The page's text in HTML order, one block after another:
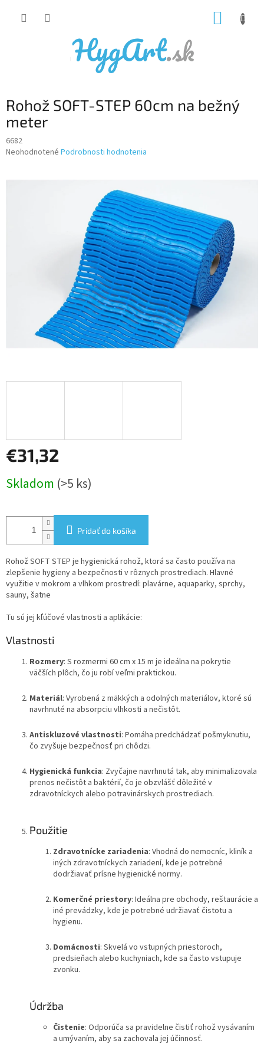
Rohož SOFT-STEP 60cm na bežný
meter
6682
Priemerné
Neohodnotené Podrobnosti hodnotenia
€31,32
cena:
Skladom (>5 ks)
Pridať do košíka
Rohož SOFT STEP je hygienická rohož, ktorá sa často používa na
zlepšenie hygieny a bezpečnosti v rôznych prostrediach. Hlavné
využitie v mokrom a vlhkom prostredí: plavárne, aquaparky, sprchy,
sauny, šatne
Tu sú jej kľúčové vlastnosti a aplikácie:
Vlastnosti
Rozmery: S rozmermi 60 cm x 15 m je ideálna na pokrytie
väčších plôch, čo ju robí veľmi praktickou.
Materiál: Vyrobená z mäkkých a odolných materiálov, ktoré sú
navrhnuté na absorpciu vlhkosti a nečistôt.
Antiskluzové vlastnosti: Pomáha predchádzať pošmyknutiu,
čo zvyšuje bezpečnosť pri chôdzi.
Hygienická funkcia: Zvyčajne navrhnutá tak, aby minimalizovala
prenos nečistôt a baktérií, čo je obzvlášť dôležité v
zdravotníckych alebo potravinárskych prostrediach.
Použitie
Zdravotnícke zariadenia: Vhodná do nemocníc, kliník a
iných zdravotníckych zariadení, kde je potrebné
dodržiavať prísne hygienické normy.
Komerčné priestory: Ideálna pre obchody, reštaurácie a
iné prevádzky, kde je potrebné udržiavať čistotu a
hygienu.
Domácnosti: Skvelá vo vstupných priestoroch,
predsieňach alebo kuchyniach, kde sa často vstupuje
zvonku.
Údržba
Čistenie: Odporúča sa pravidelne čistiť rohož vysávaním
a umývaním, aby sa zachovala jej účinnosť.